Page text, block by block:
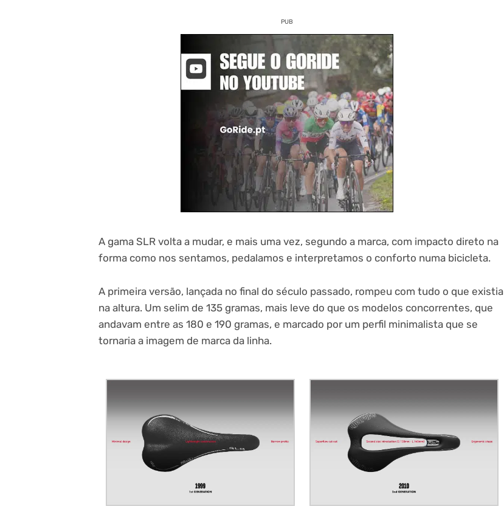
PUB
A gama SLR volta a mudar, e mais uma vez, segundo a marca, com impacto direto na
forma como nos sentamos, pedalamos e interpretamos o conforto numa bicicleta.
A primeira versão, lançada no final do século passado, rompeu com tudo o que existia
na altura. Um selim de 135 gramas, mais leve do que os modelos concorrentes, que
andavam entre as 180 e 190 gramas, e marcado por um perfil minimalista que se
tornaria a imagem de marca da linha.